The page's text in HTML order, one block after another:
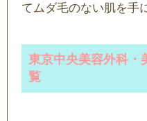
てムダ毛のない肌を手
東京中央美容外科・
覧